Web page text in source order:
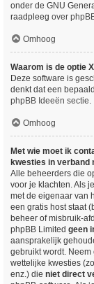
onder de GNU
raadpleeg over
Omhoog
Waarom is de optie
Deze software is
denkt dat een
phpBB Ideeën sectie.
Omhoog
Met wie moet ik
kwesties in verband
Alle beheerders die
voor je klachten. Als
met de eigenaar van
een gratis host staat
beheer of misbruik-
phpBB Limited geen
aansprakelijk
gebruikt wordt. Neem
wettelijke kwesties
enz.) die niet direct